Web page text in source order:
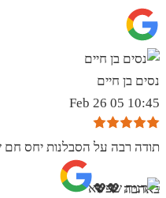
נסים בן חיים
10:45 05 Feb 26
תודה רבה על הסבלנות יחס
באהבה 💖💖